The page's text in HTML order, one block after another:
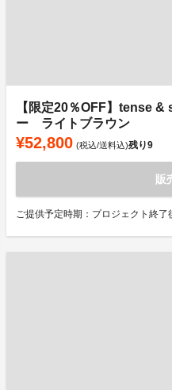
【限定20％OFF】tense
ー ライトブラウン
¥52,800 (税込/送料込)残り9
販
ご提供予定時期：プロジェクト終了